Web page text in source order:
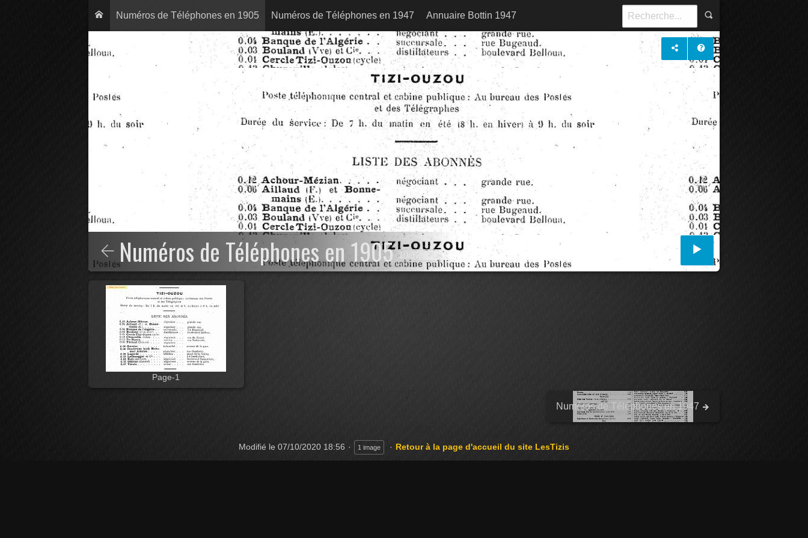
Numéros de Téléphones en 1905 Numéros de Téléphones en 1947 Annuaire Bottin 1947
Numéros de Téléphones en 190510/12/2008
Page-1
Numéros de Téléphones en 1947
Modifié le 07/10/2020 18:56 1 image Retour à la page d'accueil du site LesTizis